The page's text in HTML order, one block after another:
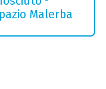
Malerba